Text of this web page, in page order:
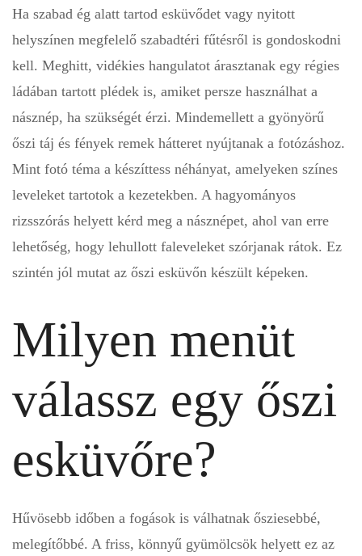
Ha szabad ég alatt tartod esküvődet vagy nyitott
helyszínen megfelelő szabadtéri fűtésről is gondoskodni
kell. Meghitt, vidékies hangulatot árasztanak egy régies
ládában tartott plédek is, amiket persze használhat a
násznép, ha szükségét érzi. Mindemellett a gyönyörű
őszi táj és fények remek hátteret nyújtanak a fotózáshoz.
Mint fotó téma a készíttess néhányat, amelyeken színes
leveleket tartotok a kezetekben. A hagyományos
rizsszórás helyett kérd meg a násznépet, ahol van erre
lehetőség, hogy lehullott faleveleket szórjanak rátok. Ez
szintén jól mutat az őszi esküvőn készült képeken.
Milyen menüt
válassz egy őszi
esküvőre?
Hűvösebb időben a fogások is válhatnak ősziesebbé,
melegítőbbé. A friss, könnyű gyümölcsök helyett ez az